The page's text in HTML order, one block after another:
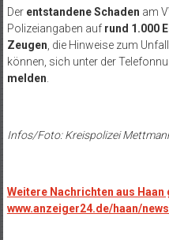
Der entstandene Schaden am
Polizeiangaben auf rund 1.000
Zeugen , die Hinweise zum
können, sich unter der
melden
Infos/Foto: Kreispolizei
Weitere Nachrichten aus Haan
www.anzeiger24.de/haan/